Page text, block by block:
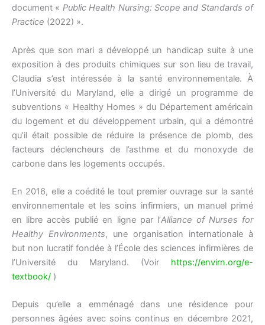
document « Public Health Nursing: Scope and Standards of
Practice (2022) ».
Après que son mari a développé un handicap suite à une
exposition à des produits chimiques sur son lieu de travail,
Claudia s’est intéressée à la santé environnementale. À
l’Université du Maryland, elle a dirigé un programme de
subventions « Healthy Homes » du Département américain
du logement et du développement urbain, qui a démontré
qu’il était possible de réduire la présence de plomb, des
facteurs déclencheurs de l’asthme et du monoxyde de
carbone dans les logements occupés.
En 2016, elle a coédité le tout premier ouvrage sur la santé
environnementale et les soins infirmiers, un manuel primé
en libre accès publié en ligne par l’Alliance of Nurses for
Healthy Environments, une organisation internationale à
but non lucratif fondée à l’École des sciences infirmières de
l’Université du Maryland. (Voir https://envirn.org/e-
textbook/ )
Depuis qu’elle a emménagé dans une résidence pour
personnes âgées avec soins continus en décembre 2021,